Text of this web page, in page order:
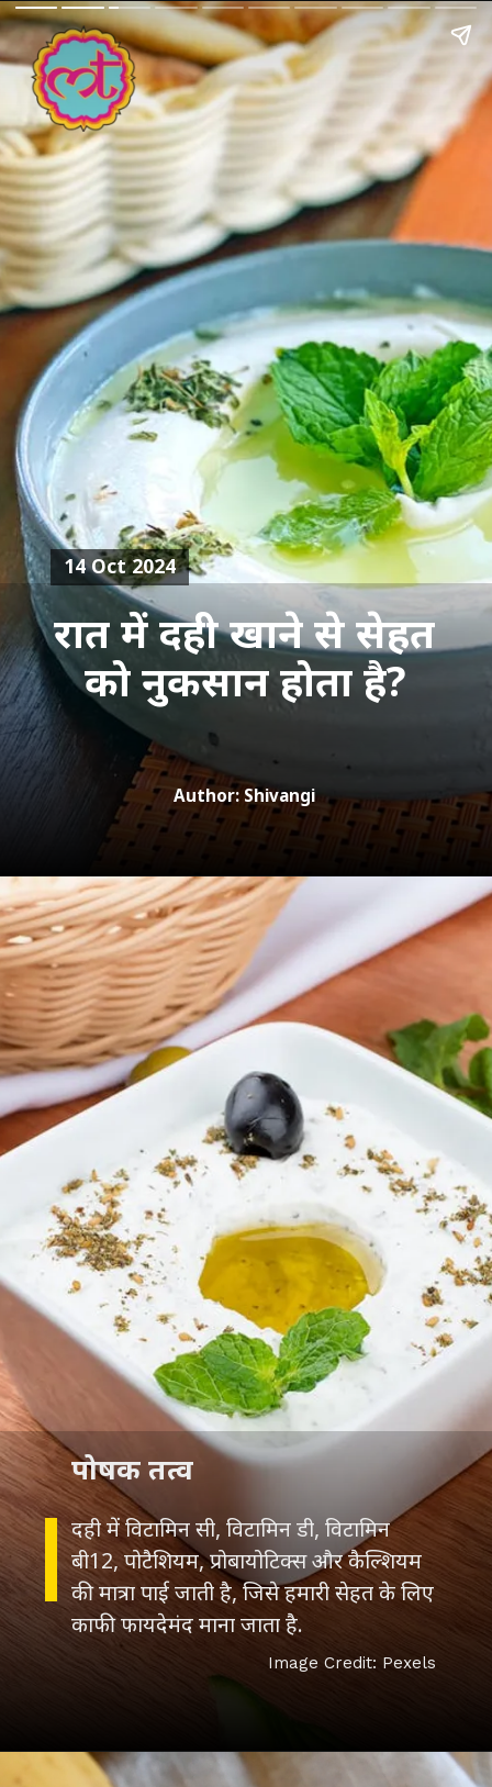
रात में दही खाने से सेहत
को नुकसान होता है?
14 Oct 2024
Author: Shivangi
दही में विटामिन सी, विटामिन डी, विटामिन
बी12, पोटैशियम, प्रोबायोटिक्स और कैल्शियम
की मात्रा पाई जाती है, जिसे हमारी सेहत के लिए
काफी फायदेमंद माना जाता है.
पोषक तत्व
Image Credit: Pexels